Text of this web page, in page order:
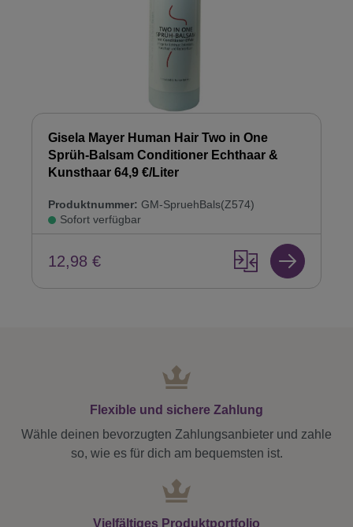
Gisela Mayer Human Hair Two in One
Sprüh-Balsam Conditioner Echthaar &
Kunsthaar 64,9 €/Liter
Produktnummer: GM-SpruehBals(Z574)
Sofort verfügbar
12,98 €
Flexible und sichere Zahlung
Wähle deinen bevorzugten Zahlungsanbieter und zahle
so, wie es für dich am bequemsten ist.
Vielfältiges Produktportfolio